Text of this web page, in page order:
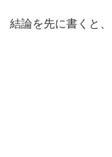
結論を先に書くと、